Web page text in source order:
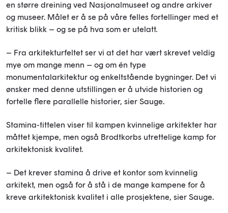
en større dreining ved Nasjonalmuseet og andre arkiver
og museer. Målet er å se på våre felles fortellinger med et
kritisk blikk – og se på hva som er utelatt.
– Fra arkitekturfeltet ser vi at det har vært skrevet veldig
mye om mange menn – og om én type
monumentalarkitektur og enkeltstående bygninger. Det vi
ønsker med denne utstillingen er å utvide historien og
fortelle flere parallelle historier, sier Sauge.
Stamina-tittelen viser til kampen kvinnelige arkitekter har
måttet kjempe, men også Brodtkorbs utrettelige kamp for
arkitektonisk kvalitet.
– Det krever stamina å drive et kontor som kvinnelig
arkitekt, men også for å stå i de mange kampene for å
kreve arkitektonisk kvalitet i alle prosjektene, sier Sauge.